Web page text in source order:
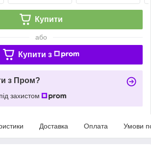
Купити
або
Купити з
з Пром?
захистом
Доставка Оплата Умови